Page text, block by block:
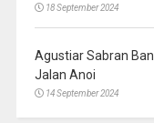
18 September 2024
Agustiar Sabran
Jalan Anoi
14 September 2024